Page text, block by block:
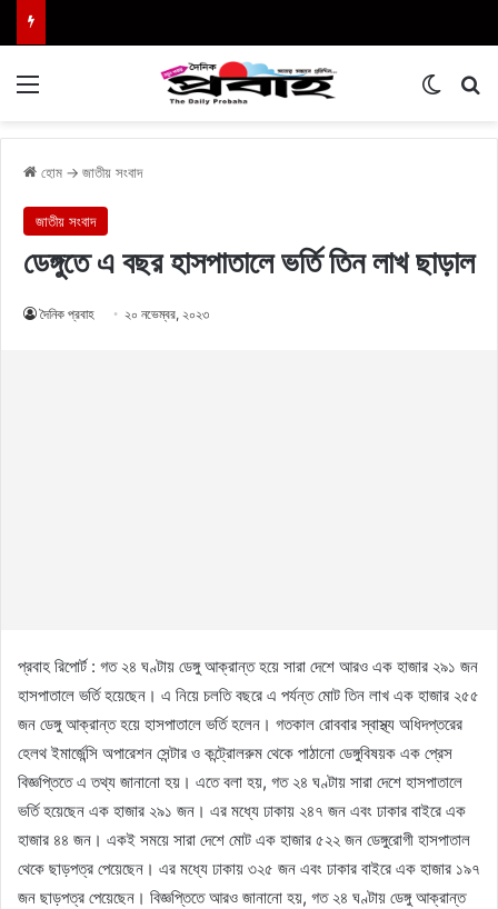
হোম → জাতীয় সংবাদ
জাতীয় সংবাদ
ডেঙ্গুতে এ বছর হাসপাতালে ভর্তি তিন লাখ ছাড়াল
দৈনিক প্রবাহ ২০ নভেম্বর, ২০২৩
প্রবাহ রিপোর্ট : গত ২৪ ঘণ্টায় ডেঙ্গু আক্রান্ত হয়ে সারা দেশে আরও এক হাজার ২৯১ জন
হাসপাতালে ভর্তি হয়েছেন। এ নিয়ে চলতি বছরে এ পর্যন্ত মোট তিন লাখ এক হাজার ২৫৫
জন ডেঙ্গু আক্রান্ত হয়ে হাসপাতালে ভর্তি হলেন। গতকাল রোববার স্বাস্থ্য অধিদপ্তরের
হেলথ ইমার্জেন্সি অপারেশন সেন্টার ও কন্ট্রোলরুম থেকে পাঠানো ডেঙ্গুবিষয়ক এক প্রেস
বিজ্ঞপ্তিতে এ তথ্য জানানো হয়। এতে বলা হয়, গত ২৪ ঘণ্টায় সারা দেশে হাসপাতালে
ভর্তি হয়েছেন এক হাজার ২৯১ জন। এর মধ্যে ঢাকায় ২৪৭ জন এবং ঢাকার বাইরে এক
হাজার ৪৪ জন। একই সময়ে সারা দেশে মোট এক হাজার ৫২২ জন ডেঙ্গুরোগী হাসপাতাল
থেকে ছাড়পত্র পেয়েছেন। এর মধ্যে ঢাকায় ৩২৫ জন এবং ঢাকার বাইরে এক হাজার ১৯৭
জন ছাড়পত্র পেয়েছেন। বিজ্ঞপ্তিতে আরও জানানো হয়, গত ২৪ ঘণ্টায় ডেঙ্গু আক্রান্ত